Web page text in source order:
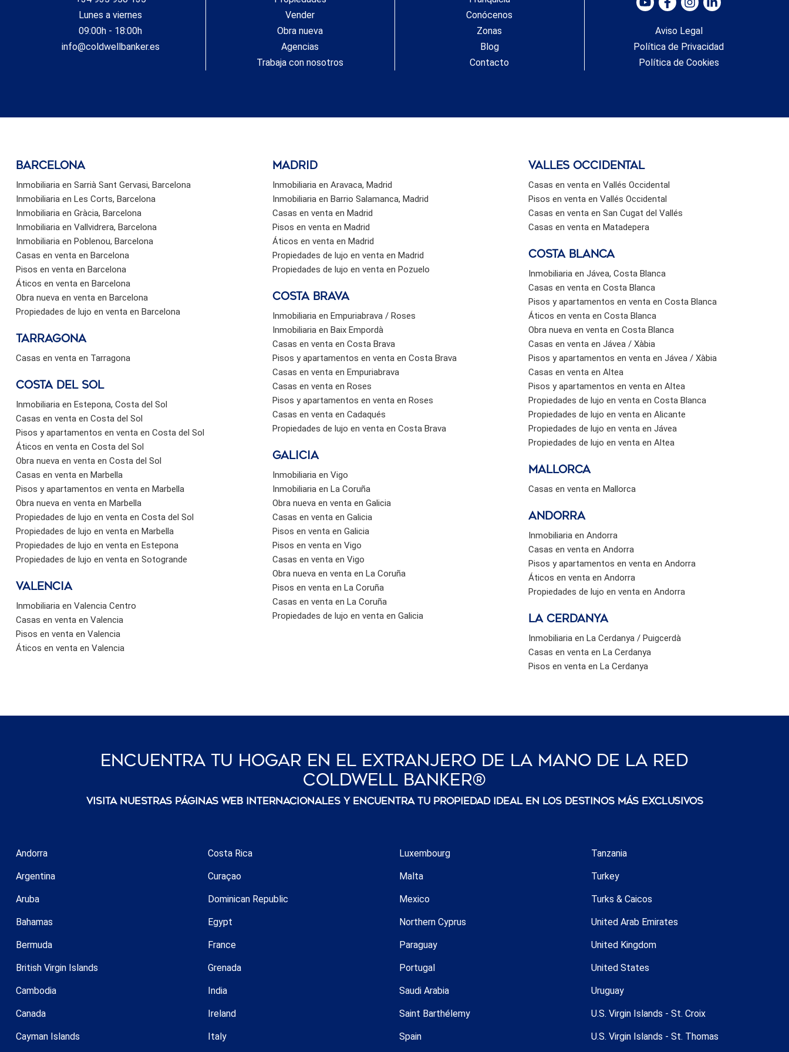
Lunes a viernes
09:00h - 18:00h
info@coldwellbanker.es
Vender
Obra nueva
Agencias
Trabaja con nosotros
Conócenos
Zonas
Blog
Contacto
Aviso Legal
Política de Privacidad
Política de Cookies
barcelona
Inmobiliaria en Sarrià Sant Gervasi, Barcelona
Inmobiliaria en Les Corts, Barcelona
Inmobiliaria en Gràcia, Barcelona
Inmobiliaria en Vallvidrera, Barcelona
Inmobiliaria en Poblenou, Barcelona
Casas en venta en Barcelona
Pisos en venta en Barcelona
Áticos en venta en Barcelona
Obra nueva en venta en Barcelona
Propiedades de lujo en venta en Barcelona
Tarragona
Casas en venta en Tarragona
Costa del sol
Inmobiliaria en Estepona, Costa del Sol
Casas en venta en Costa del Sol
Pisos y apartamentos en venta en Costa del Sol
Áticos en venta en Costa del Sol
Obra nueva en venta en Costa del Sol
Casas en venta en Marbella
Pisos y apartamentos en venta en Marbella
Obra nueva en venta en Marbella
Propiedades de lujo en venta en Costa del Sol
Propiedades de lujo en venta en Marbella
Propiedades de lujo en venta en Estepona
Propiedades de lujo en venta en Sotogrande
valencia
Inmobiliaria en Valencia Centro
Casas en venta en Valencia
Pisos en venta en Valencia
Áticos en venta en Valencia
Madrid
Inmobiliaria en Aravaca, Madrid
Inmobiliaria en Barrio Salamanca, Madrid
Casas en venta en Madrid
Pisos en venta en Madrid
Áticos en venta en Madrid
Propiedades de lujo en venta en Madrid
Propiedades de lujo en venta en Pozuelo
Costa brava
Inmobiliaria en Empuriabrava / Roses
Inmobiliaria en Baix Empordà
Casas en venta en Costa Brava
Pisos y apartamentos en venta en Costa Brava
Casas en venta en Empuriabrava
Casas en venta en Roses
Pisos y apartamentos en venta en Roses
Casas en venta en Cadaqués
Propiedades de lujo en venta en Costa Brava
Galicia
Inmobiliaria en Vigo
Inmobiliaria en La Coruña
Obra nueva en venta en Galicia
Casas en venta en Galicia
Pisos en venta en Galicia
Pisos en venta en Vigo
Casas en venta en Vigo
Obra nueva en venta en La Coruña
Pisos en venta en La Coruña
Casas en venta en La Coruña
Propiedades de lujo en venta en Galicia
valles occidental
Casas en venta en Vallés Occidental
Pisos en venta en Vallés Occidental
Casas en venta en San Cugat del Vallés
Casas en venta en Matadepera
Costa Blanca
Inmobiliaria en Jávea, Costa Blanca
Casas en venta en Costa Blanca
Pisos y apartamentos en venta en Costa Blanca
Áticos en venta en Costa Blanca
Obra nueva en venta en Costa Blanca
Casas en venta en Jávea / Xàbia
Pisos y apartamentos en venta en Jávea / Xàbia
Casas en venta en Altea
Pisos y apartamentos en venta en Altea
Propiedades de lujo en venta en Costa Blanca
Propiedades de lujo en venta en Alicante
Propiedades de lujo en venta en Jávea
Propiedades de lujo en venta en Altea
Mallorca
Casas en venta en Mallorca
Andorra
Inmobiliaria en Andorra
Casas en venta en Andorra
Pisos y apartamentos en venta en Andorra
Áticos en venta en Andorra
Propiedades de lujo en venta en Andorra
La Cerdanya
Inmobiliaria en La Cerdanya / Puigcerdà
Casas en venta en La Cerdanya
Pisos en venta en La Cerdanya
Encuentra Tu Hogar En El Extranjero De La Mano De La Red
Coldwell Banker®
Visita nuestras páginas web internacionales y encuentra tu propiedad ideal en los destinos más exclusivos
Andorra
Argentina
Aruba
Bahamas
Bermuda
British Virgin Islands
Cambodia
Canada
Cayman Islands
Costa Rica
Curaçao
Dominican Republic
Egypt
France
Grenada
India
Ireland
Italy
Luxembourg
Malta
Mexico
Northern Cyprus
Paraguay
Portugal
Saudi Arabia
Saint Barthélemy
Spain
Tanzania
Turkey
Turks & Caicos
United Arab Emirates
United Kingdom
United States
Uruguay
U.S. Virgin Islands - St. Croix
U.S. Virgin Islands - St. Thomas